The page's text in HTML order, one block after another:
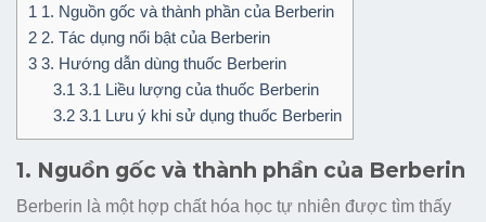
1 1. Nguồn gốc và thành phần của Berberin
2 2. Tác dụng nổi bật của Berberin
3 3. Hướng dẫn dùng thuốc Berberin
3.1 3.1 Liều lượng của thuốc Berberin
3.23.1 Lưu ý khi sử dụng thuốc Berberin
1. Nguồn gốc và thành phần của Berberin
Berberin là một hợp chất hóa học tự nhiên được tìm thấy